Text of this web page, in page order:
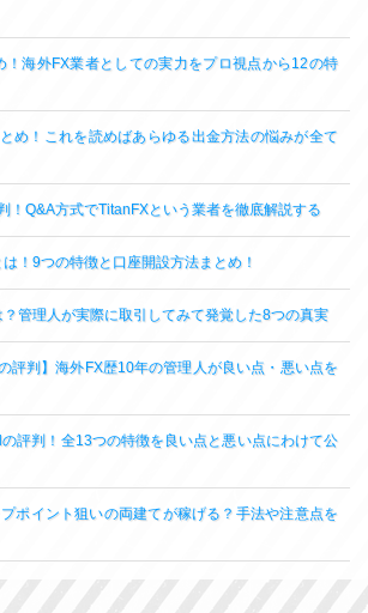
！海外FX業者としての実力をプロ視点から12の特
め！これを読めばあらゆる出金方法の悩みが全て
！Q&A方式でTitanFXという業者を徹底解説する
！9つの特徴と口座開設方法まとめ！
管理人が実際に取引してみて発覚した8つの真実
の評判】海外FX歴10年の管理人が良い点・悪い点を
評判！全13つの特徴を良い点と悪い点にわけて公
ポイント狙いの両建てが稼げる？手法や注意点を